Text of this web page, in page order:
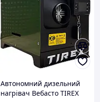
Автономний дизельний
нагрівач Вебасто TIREX